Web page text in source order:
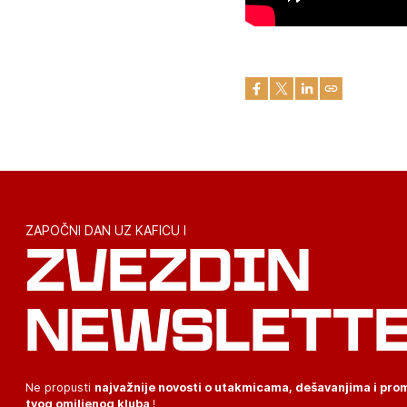
ZAPOČNI DAN UZ KAFICU I
ZVEZDIN
Ne propusti najvažnije novosti o utakmicama, dešavanjima i
tvog omiljenog kluba !